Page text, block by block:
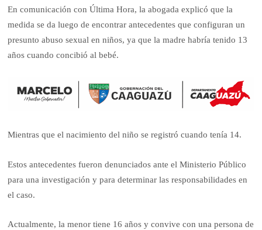
En comunicación con Última Hora, la abogada explicó que la
medida se da luego de encontrar antecedentes que configuran un
presunto abuso sexual en niños, ya que la madre habría tenido 13
años cuando concibió al bebé.
Mientras que el nacimiento del niño se registró cuando tenía 14.
Estos antecedentes fueron denunciados ante el Ministerio Público
para una investigación y para determinar las responsabilidades en
el caso.
Actualmente, la menor tiene 16 años y convive con una persona de